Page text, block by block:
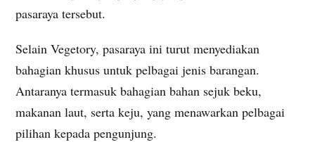
pasaraya tersebut.
Selain Vegetory, pasaraya ini turut menyediakan
bahagian khusus untuk pelbagai jenis barangan.
Antaranya termasuk bahagian bahan sejuk beku,
makanan laut, serta keju, yang menawarkan pelbagai
pilihan kepada pengunjung.